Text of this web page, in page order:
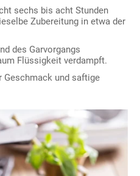
sechs bis acht Stunden
Zubereitung in etwa der
des Garvorgangs
Flüssigkeit verdampft.
Geschmack und saftige